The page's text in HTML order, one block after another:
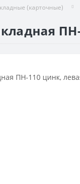
(карточные)